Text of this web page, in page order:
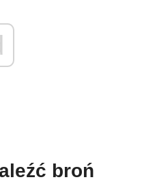
broń